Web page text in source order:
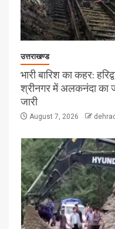
उत्तराखण्ड
भारी बारिश का कहर:
श्रीनगर में अलकनंदा
जारी
August 7, 2026